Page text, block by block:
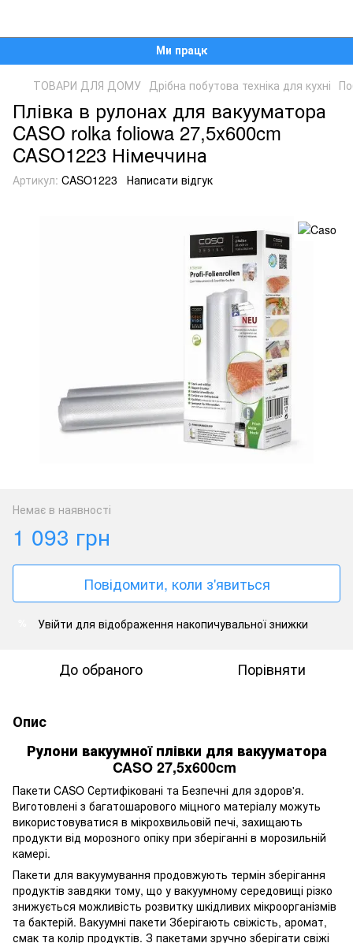
Ми працюємо!
ТОВАРИ ДЛЯ ДОМУ Дрібна побутова техніка для кухні
Плівка в рулонах для вакууматора
CASO rolka foliowa 27,5x600cm
CASO1223 Німеччина
Артикул: CASO1223 Написати відгук
Немає в наявності
1 093 грн
Повідомити, коли з'явиться
Увійти для відображення накопичувальної знижки
До обраного Порівняти
Опис
Рулони вакуумної плівки для вакууматора
CASO 27,5x600cm
Пакети CASO Сертифіковані та Безпечні для здоров'я.
Виготовлені з багатошарового міцного матеріалу можуть
використовуватися в мікрохвильовій печі, захищають
продукти від морозного опіку при зберіганні в морозильній
камері.
Пакети для вакуумування продовжують термін зберігання
продуктів завдяки тому, що у вакуумному середовищі різко
знижується можливість розвитку шкідливих мікроорганізмів
та бактерій. Вакуумні пакети Зберігають свіжість, аромат,
смак та колір продуктів. З пакетами зручно зберігати свіжі